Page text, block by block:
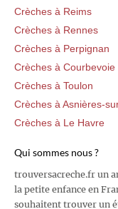
Crèches à Reims
Crèches à Rennes
Crèches à Perpignan
Crèches à Courbevoie
Crèches à Toulon
Crèches à Asnières-
Crèches à Le Havre
Qui sommes nous ?
trouversacreche.fr un
la petite enfance en
souhaitent trouver un